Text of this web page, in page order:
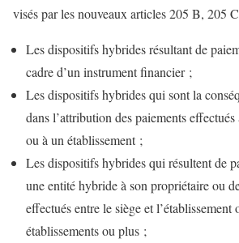
visés par les nouveaux articles 205 B, 205
Les dispositifs hybrides résultant de
cadre d’un instrument financier ;
Les dispositifs hybrides qui sont la
dans l’attribution des paiements
ou à un établissement ;
Les dispositifs hybrides qui résultent de
une entité hybride à son propriétaire ou
effectués entre le siège et l’établissement
établissements ou plus ;